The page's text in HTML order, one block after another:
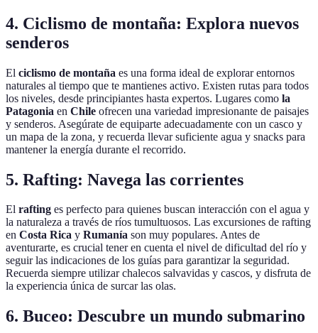
4. Ciclismo de montaña: Explora nuevos
senderos
El ciclismo de montaña es una forma ideal de explorar entornos
naturales al tiempo que te mantienes activo. Existen rutas para todos
los niveles, desde principiantes hasta expertos. Lugares como la
Patagonia en Chile ofrecen una variedad impresionante de paisajes
y senderos. Asegúrate de equiparte adecuadamente con un casco y
un mapa de la zona, y recuerda llevar suficiente agua y snacks para
mantener la energía durante el recorrido.
5. Rafting: Navega las corrientes
El rafting es perfecto para quienes buscan interacción con el agua y
la naturaleza a través de ríos tumultuosos. Las excursiones de rafting
en Costa Rica y Rumanía son muy populares. Antes de
aventurarte, es crucial tener en cuenta el nivel de dificultad del río y
seguir las indicaciones de los guías para garantizar la seguridad.
Recuerda siempre utilizar chalecos salvavidas y cascos, y disfruta de
la experiencia única de surcar las olas.
6. Buceo: Descubre un mundo submarino